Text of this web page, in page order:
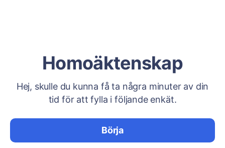
Homoäktenskap
Hej, skulle du kunna få ta några minuter av din
tid för att fylla i följande enkät.
Börja